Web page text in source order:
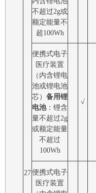
27
不超过2g或
额定能量不
超100Wh
便携式电子
医疗装置
（内含锂电
池或锂电池
芯） 备用锂
电池：锂含
量不超过2g
或额定能量
不超过
100Wh
√
便携式电子
医疗装置